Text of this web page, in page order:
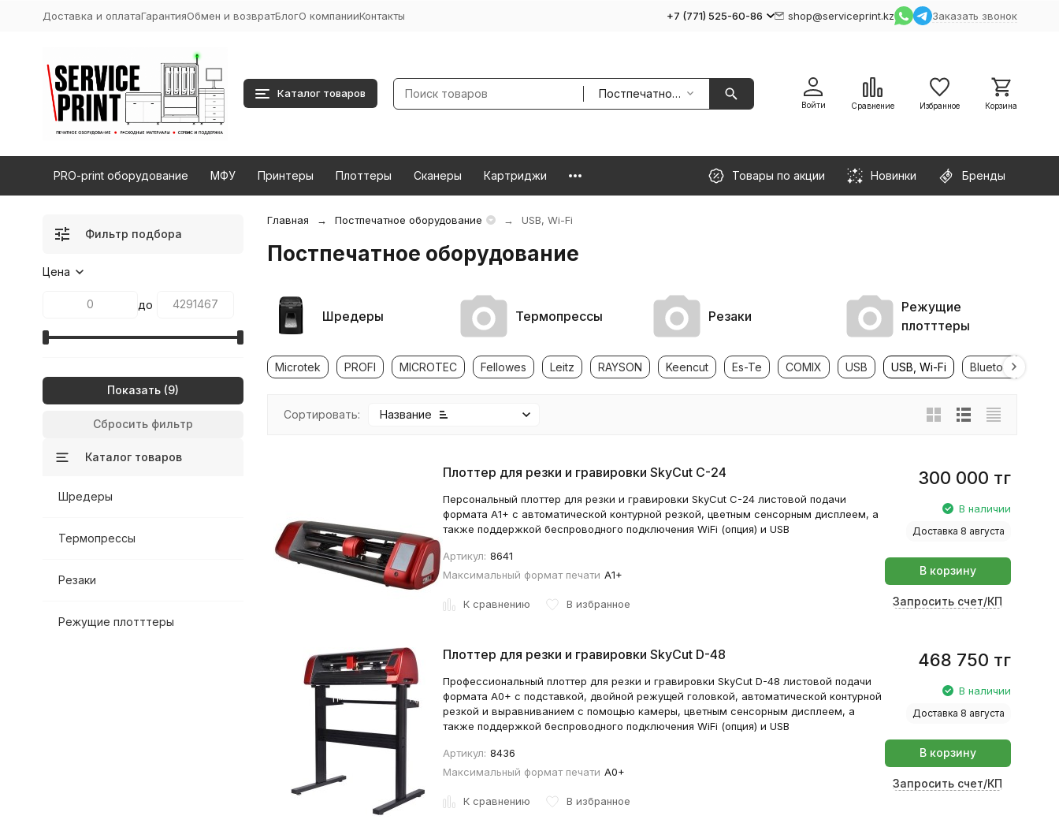
Доставка и оплатаГарантияОбмен и возвратБлогО компанииКонтакты +7 (771) 525-60-86 shop@serviceprint.kz Заказать звонок
Каталог товаров Постпечатное оборудование
Войти Сравнение Избранное Корзина
PRO-print оборудование МФУ Принтеры Плоттеры Сканеры Картриджи Товары по акции Новинки Бренды
Главная Постпечатное оборудование USB, Wi-Fi
Постпечатное оборудование
Шредеры Термопрессы Резаки
Режущие
плотттеры
Microtek PROFI MICROTEC Fellowes Leitz RAYSON Keencut Es-Te COMIX USB USB, Wi-Fi Bluetooth LE
Сортировать: Название
Плоттер для резки и гравировки SkyCut C-24
Персональный плоттер для резки и гравировки SkyCut C-24 листовой подачи
формата А1+ с автоматической контурной резкой, цветным сенсорным дисплеем, а
также поддержкой беспроводного подключения WiFi (опция) и USB
Артикул: 8641
Максимальный формат печати А1+
К сравнению В избранное
300 000 тг
В наличии
Доставка 8 августа
В корзину
Запросить счет/КП
Плоттер для резки и гравировки SkyCut D-48
Профессиональный плоттер для резки и гравировки SkyCut D-48 листовой подачи
формата А0+ с подставкой, двойной режущей головкой, автоматической контурной
резкой и выравниванием с помощью камеры, цветным сенсорным дисплеем, а
также поддержкой беспроводного подключения WiFi (опция) и USB
Артикул: 8436
Максимальный формат печати A0+
К сравнению В избранное
468 750 тг
В наличии
Доставка 8 августа
В корзину
Запросить счет/КП
Фильтр подбора
Цена
до
Показать
Сбросить фильтр
Каталог товаров
Шредеры
Термопрессы
Резаки
Режущие плотттеры